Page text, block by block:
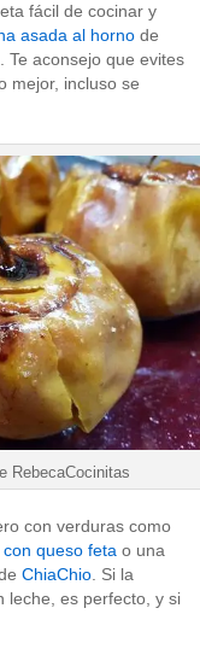
fácil de cocinar y
asada al horno de
. Te aconsejo que evites
mejor, incluso se
RebecaCocinitas
con verduras como
queso feta o una
ChiaChio . Si la
leche, es perfecto, y si